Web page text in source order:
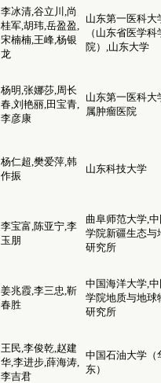
李冰清,谷立川,尚
桂军,胡玮,岳盈盈,
宋楠楠,王峰,杨银
龙
山东第一医科大
（山东省医学科
院）,山东大学
杨明,张娜莎,周长
春,刘艳丽,田宝青,
李彦康
山东第一医科大
属肿瘤医院
杨仁超,樊爱萍,韩
作振
山东科技大学
李宝富,陈亚宁,李
玉朋
曲阜师范大学,
学院新疆生态与
研究所
姜兆霞,李三忠,靳
春胜
中国海洋大学,
学院地质与地球
研究所
王民,李俊乾,赵建
华,李进步,薛海涛,
李吉君
中国石油大学（
东）